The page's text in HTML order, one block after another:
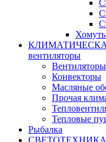
вентиляторы
Вентиляторы
Конвекторы
Масляные
Прочая
Тепловые
Рыбалка